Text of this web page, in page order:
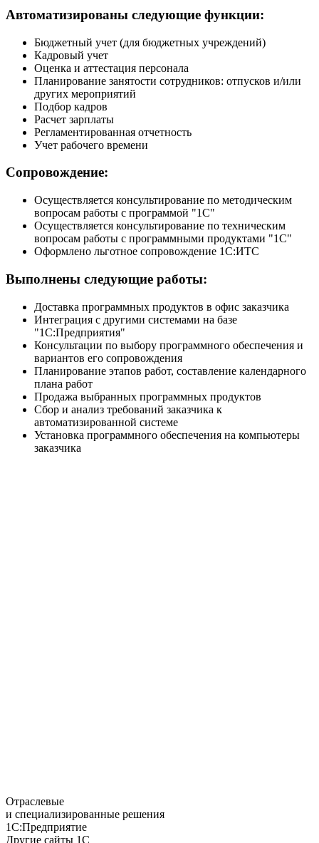
Автоматизированы следующие функции:
Бюджетный учет (для бюджетных учреждений)
Кадровый учет
Оценка и аттестация персонала
Планирование занятости сотрудников: отпусков и/или
других мероприятий
Подбор кадров
Расчет зарплаты
Регламентированная отчетность
Учет рабочего времени
Сопровождение:
Осуществляется консультирование по методическим
вопросам работы с программой "1С"
Осуществляется консультирование по техническим
вопросам работы с программными продуктами "1С"
Оформлено льготное сопровождение 1С:ИТС
Выполнены следующие работы:
Доставка программных продуктов в офис заказчика
Интеграция с другими системами на базе
"1С:Предприятия"
Консультации по выбору программного обеспечения и
вариантов его сопровождения
Планирование этапов работ, составление календарного
плана работ
Продажа выбранных программных продуктов
Сбор и анализ требований заказчика к
автоматизированной системе
Установка программного обеспечения на компьютеры
заказчика
Отраслевые
и специализированные решения
1С:Предприятие
Другие сайты 1С